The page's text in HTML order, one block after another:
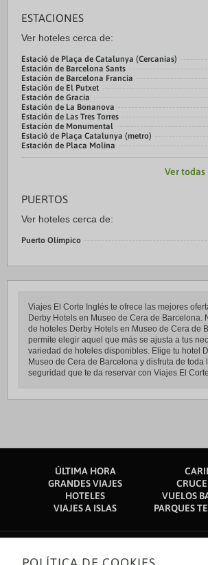
ESTACIONES
Ver hoteles cerca de:
Estació de Plaça de Catalunya (Cercanias)
Estación de Barcelona Sants
Estación de Barcelona Francia
Estación de El Putxet
Estación de Gracia
Estación de La Bonanova
Estación de Las Tres Torres
Estación de Monumental
Estació de Plaça Catalunya (metro)
Estación de Placa Molina
Ver
PUERTOS
Ver hoteles cerca de:
Puerto Olímpico
Viajes El Corte Inglés te ofrece las mejores
Derby Hotels en Museo de Cera de Barcelona.
de hoteles Derby Hotels en Museo de Cera de
permite elegir aquel que más se ajusta a tus
variedad de hoteles disponibles. Elige tu hotel
Museo de Cera de Barcelona y disfruta de toda
seguridad que te da reservar con Viajes El
ÚLTIMA HORA
GRANDES VIAJES
HOTELES
VUELOS
VIAJES A ISLAS
PARQUES